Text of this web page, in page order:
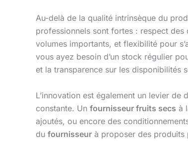
Au-delà de la qualité intrinsèque du
professionnels sont fortes : respect
volumes importants, et flexibilité pour
vous ayez besoin d’un stock régulier
et la transparence sur les disponibilités
L’innovation est également un levier
constante. Un fournisseur fruits secs à
ajoutés, ou encore des
du fournisseur à proposer des produits